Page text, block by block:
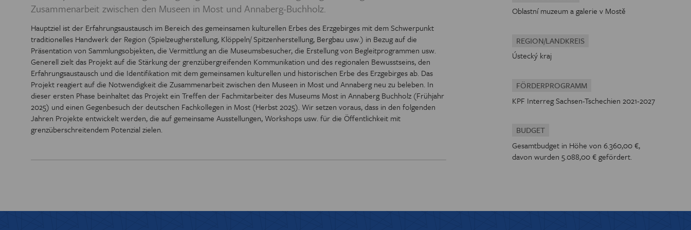
PREIS DER EUROREGION
BIBLIOTHEK
Zusammenarbeit zwischen den Museen in Most und Annaberg-Buchholz.
Hauptziel ist der Erfahrungsaustausch im Bereich des gemeinsamen kulturellen Erbes des Erzgebirges mit dem Schwerpunkt
traditionelles Handwerk der Region (Spielzeugherstellung, Klöppeln/ Spitzenherstellung, Bergbau usw.) in Bezug auf die
Präsentation von Sammlungsobjekten, die Vermittlung an die Museumsbesucher, die Erstellung von Begleitprogrammen usw.
Generell zielt das Projekt auf die Stärkung der grenzübergreifenden Kommunikation und des regionalen Bewusstseins, den
Erfahrungsaustausch und die Identifikation mit dem gemeinsamen kulturellen und historischen Erbe des Erzgebirges ab. Das
Projekt reagiert auf die Notwendigkeit die Zusammenarbeit zwischen den Museen in Most und Annaberg neu zu beleben. In
dieser ersten Phase beinhaltet das Projekt ein Treffen der Fachmitarbeiter des Museums Most in Annaberg Buchholz (Frühjahr
2025) und einen Gegenbesuch der deutschen Fachkollegen in Most (Herbst 2025). Wir setzen voraus, dass in den folgenden
Jahren Projekte entwickelt werden, die auf gemeinsame Ausstellungen, Workshops usw. für die Öffentlichkeit mit
grenzüberschreitendem Potenzial zielen.
Oblastní muzeum a galerie v Mostě
REGION/LANDKREIS
Ústecký kraj
FÖRDERPROGRAMM
KPF Interreg Sachsen-Tschechien 2021-2027
BUDGET
Gesamtbudget in Höhe von 6.360,00 €,
davon wurden 5.088,00 € gefördert.